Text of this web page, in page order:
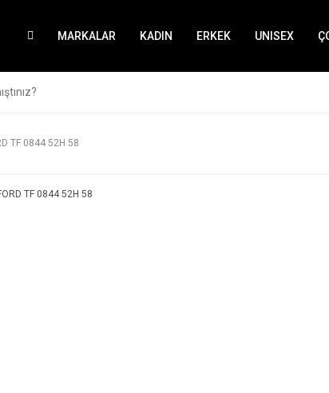
MARKALAR KADIN ERKEK UNISEX
TF 0844 52H 58